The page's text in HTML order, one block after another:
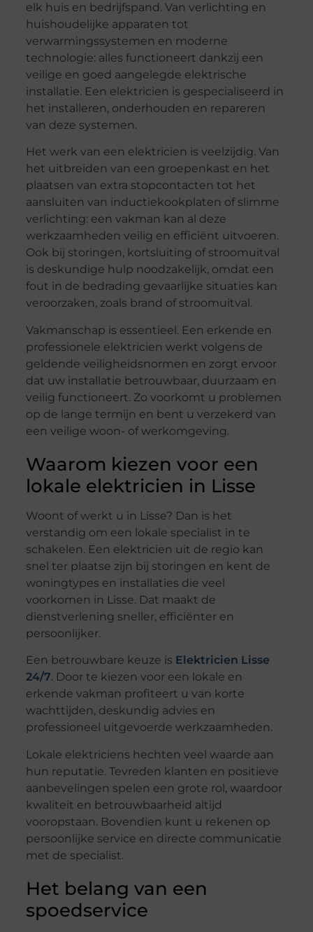
elk huis en bedrijfspand. Van verlichting en
huishoudelijke apparaten tot
verwarmingssystemen en moderne
technologie: alles functioneert dankzij een
veilige en goed aangelegde elektrische
installatie. Een elektricien is gespecialiseerd in
het installeren, onderhouden en repareren
van deze systemen.
Het werk van een elektricien is veelzijdig. Van
het uitbreiden van een groepenkast en het
plaatsen van extra stopcontacten tot het
aansluiten van inductiekookplaten of slimme
verlichting: een vakman kan al deze
werkzaamheden veilig en efficiënt uitvoeren.
Ook bij storingen, kortsluiting of stroomuitval
is deskundige hulp noodzakelijk, omdat een
fout in de bedrading gevaarlijke situaties kan
veroorzaken, zoals brand of stroomuitval.
Vakmanschap is essentieel. Een erkende en
professionele elektricien werkt volgens de
geldende veiligheidsnormen en zorgt ervoor
dat uw installatie betrouwbaar, duurzaam en
veilig functioneert. Zo voorkomt u problemen
op de lange termijn en bent u verzekerd van
een veilige woon- of werkomgeving.
Waarom kiezen voor een
lokale elektricien in Lisse
Woont of werkt u in Lisse? Dan is het
verstandig om een lokale specialist in te
schakelen. Een elektricien uit de regio kan
snel ter plaatse zijn bij storingen en kent de
woningtypes en installaties die veel
voorkomen in Lisse. Dat maakt de
dienstverlening sneller, efficiënter en
persoonlijker.
Een betrouwbare keuze is Elektricien Lisse
24/7. Door te kiezen voor een lokale en
erkende vakman profiteert u van korte
wachttijden, deskundig advies en
professioneel uitgevoerde werkzaamheden.
Lokale elektriciens hechten veel waarde aan
hun reputatie. Tevreden klanten en positieve
aanbevelingen spelen een grote rol, waardoor
kwaliteit en betrouwbaarheid altijd
vooropstaan. Bovendien kunt u rekenen op
persoonlijke service en directe communicatie
met de specialist.
Het belang van een
spoedservice